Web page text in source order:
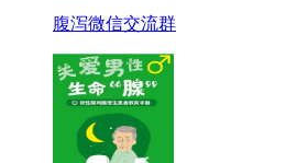
腹泻微信交流群